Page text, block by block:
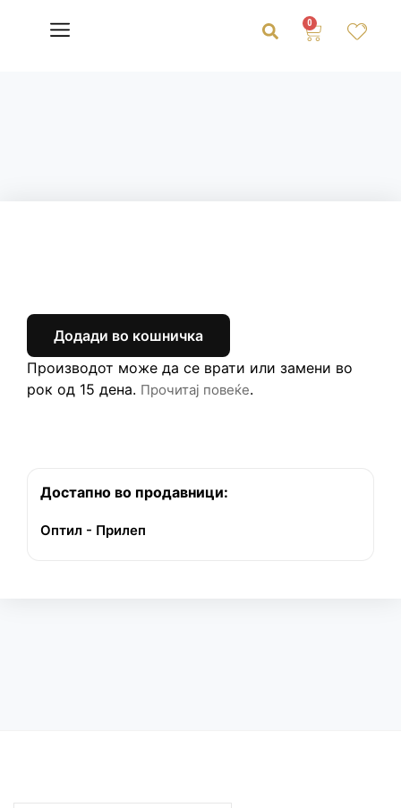
0
Додади во кошничка
Производот може да се врати или замени во
рок од 15 дена. Прочитај повеќе.
Достапно во продавници:
Оптил - Прилеп